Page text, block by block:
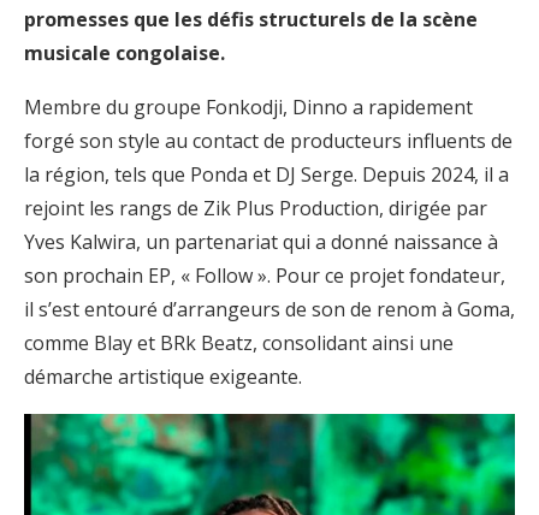
promesses que les défis structurels de la scène
musicale congolaise.
Membre du groupe Fonkodji, Dinno a rapidement
forgé son style au contact de producteurs influents de
la région, tels que Ponda et DJ Serge. Depuis 2024, il a
rejoint les rangs de Zik Plus Production, dirigée par
Yves Kalwira, un partenariat qui a donné naissance à
son prochain EP, « Follow ». Pour ce projet fondateur,
il s’est entouré d’arrangeurs de son de renom à Goma,
comme Blay et BRk Beatz, consolidant ainsi une
démarche artistique exigeante.